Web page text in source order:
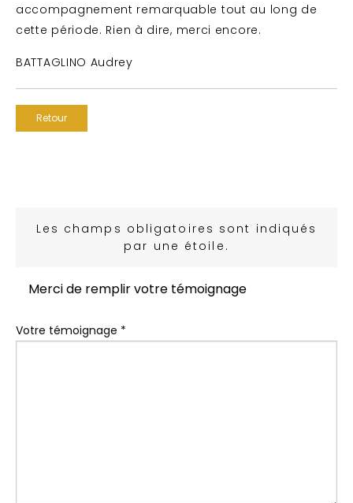
accompagnement remarquable tout au long de
cette période. Rien à dire, merci encore.
BATTAGLINO Audrey
Retour
Les champs obligatoires sont indiqués
par une étoile.
Merci de remplir votre témoignage
Votre témoignage *